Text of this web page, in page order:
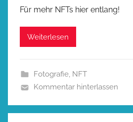
Für mehr NFTs hier entlang!
Weiterlesen
Fotografie, NFT
Kommentar hinterlassen